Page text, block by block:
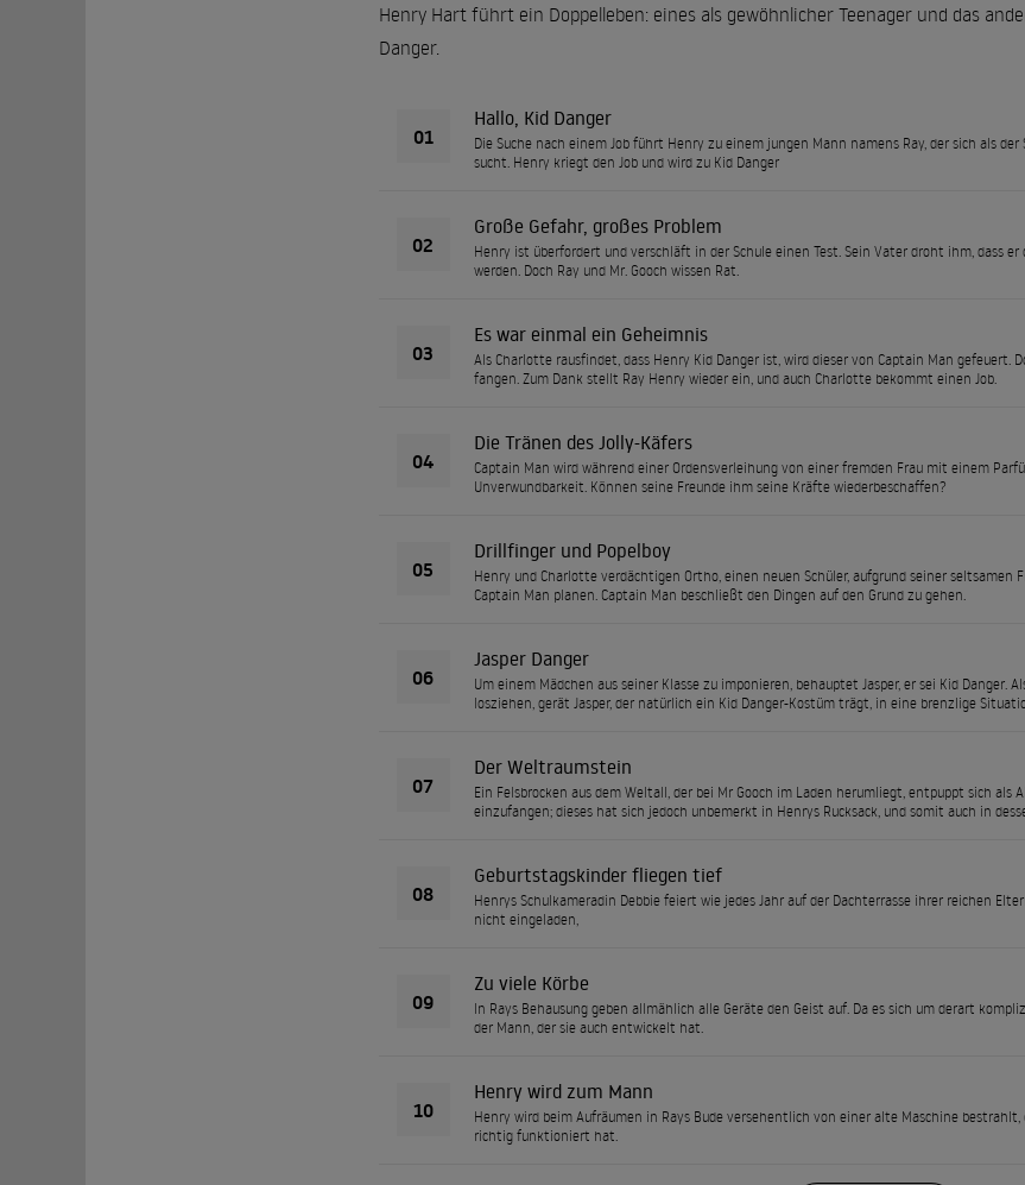
Henry Hart führt ein Doppelleben: eines als gewöhnlicher Teenager und das
Danger.
01
Hallo, Kid Danger
Die Suche nach einem Job führt Henry zu einem jungen Mann namens Ray, der sich als
sucht. Henry kriegt den Job und wird zu Kid Danger
02
Große Gefahr, großes Problem
Henry ist überfordert und verschläft in der Schule einen Test. Sein Vater droht ihm, dass
werden. Doch Ray und Mr. Gooch wissen Rat.
03
Es war einmal ein Geheimnis
Als Charlotte rausfindet, dass Henry Kid Danger ist, wird dieser von Captain Man gefeuert.
fangen. Zum Dank stellt Ray Henry wieder ein, und auch Charlotte bekommt einen Job.
04
Die Tränen des Jolly-Käfers
Captain Man wird während einer Ordensverleihung von einer fremden Frau mit einem
Unverwundbarkeit. Können seine Freunde ihm seine Kräfte wiederbeschaffen?
05
Drillfinger und Popelboy
Henry und Charlotte verdächtigen Ortho, einen neuen Schüler, aufgrund seiner seltsamen
Captain Man planen. Captain Man beschließt den Dingen auf den Grund zu gehen.
06
Jasper Danger
Um einem Mädchen aus seiner Klasse zu imponieren, behauptet Jasper, er sei Kid Danger.
losziehen, gerät Jasper, der natürlich ein Kid Danger-Kostüm trägt, in eine brenzlige
07
Der Weltraumstein
Ein Felsbrocken aus dem Weltall, der bei Mr Gooch im Laden herumliegt, entpuppt sich als
einzufangen; dieses hat sich jedoch unbemerkt in Henrys Rucksack, und somit auch in
08
Geburtstagskinder fliegen tief
Henrys Schulkameradin Debbie feiert wie jedes Jahr auf der Dachterrasse ihrer reichen
nicht eingeladen,
09
Zu viele Körbe
In Rays Behausung geben allmählich alle Geräte den Geist auf. Da es sich um derart
der Mann, der sie auch entwickelt hat.
10
Henry wird zum Mann
Henry wird beim Aufräumen in Rays Bude versehentlich von einer alte Maschine
richtig funktioniert hat.